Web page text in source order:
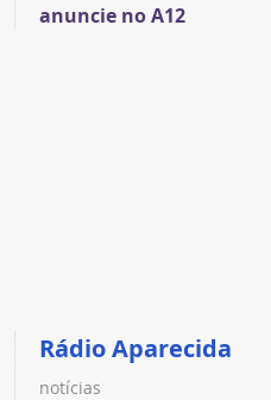
anuncie no A12
Rádio Aparecida
notícias